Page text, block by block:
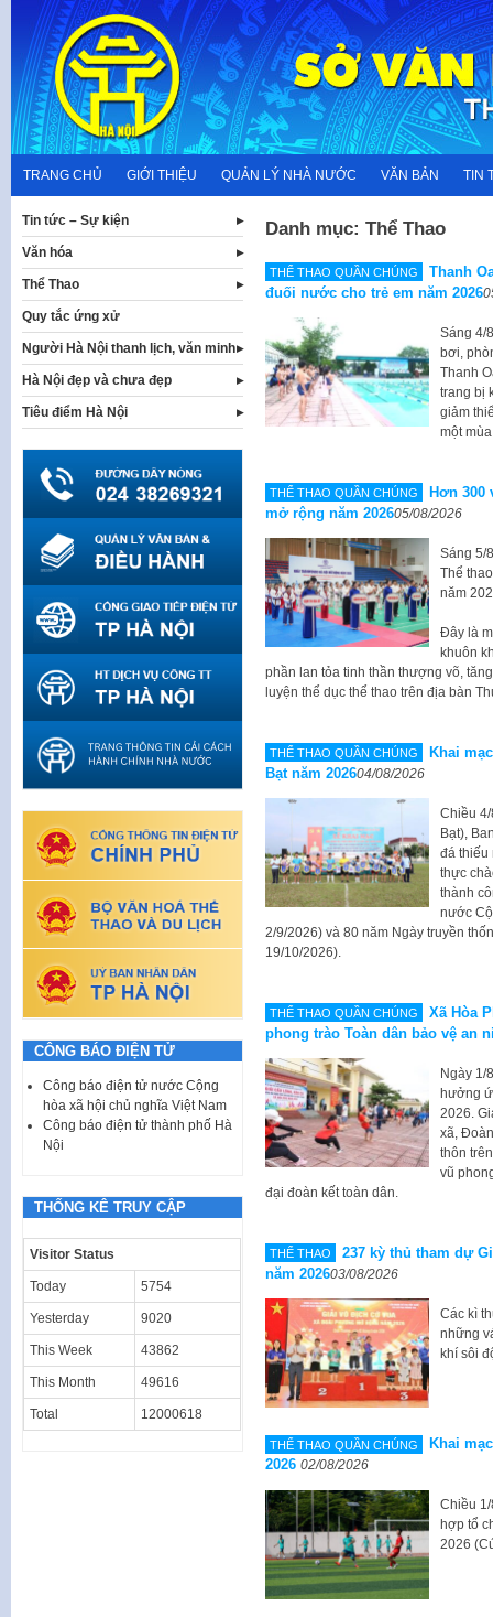
content
TRANG CHỦ GIỚI THIỆU QUẢN LÝ NHÀ NƯỚC VĂN BẢN TIN
Danh mục: Thể Thao
THỂ THAO QUẦN CHÚNG
Thanh
đuối nước cho trẻ em năm 2026
Sáng 4/
bơi,
Thanh
trang bị
giảm
một
THỂ THAO QUẦN CHÚNG
Hơn 300
mở rộng năm 202605/08/2026
Sáng 5/
Thể
năm
Đây là
khuôn
phần lan tỏa tinh thần thượng võ,
luyện thể dục thể thao trên địa bàn
THỂ THAO QUẦN CHÚNG
Khai
Bạt năm 202604/08/2026
Chiều
Bạt),
đá thiếu
thực
thành
nước
2/9/2026) và 80 năm Ngày truyền
19/10/2026).
THỂ THAO QUẦN CHÚNG
Xã Hòa
phong trào Toàn dân bảo vệ an
Ngày 1/
hưởng
2026.
xã,
thôn
vũ
đại đoàn kết toàn dân.
THỂ THAO
237 kỳ thủ tham dự
năm 202603/08/2026
Các kì
những
khí sôi
THỂ THAO QUẦN CHÚNG
Khai
2026 02/08/2026
Chiều
hợp tổ
2026
Tin tức – Sự kiện
Văn hóa
Thể Thao
Quy tắc ứng xử
Người Hà Nội thanh lịch, văn minh
Hà Nội đẹp và chưa đẹp
Tiêu điểm Hà Nội
CÔNG BÁO ĐIỆN TỬ
Công báo điện tử nước Cộng
hòa xã hội chủ nghĩa Việt Nam
Công báo điện tử thành phố Hà
Nội
THỐNG KÊ TRUY CẬP
Visitor Status
Today 5754
Yesterday 9020
This Week 43862
This Month 49616
Total 12000618